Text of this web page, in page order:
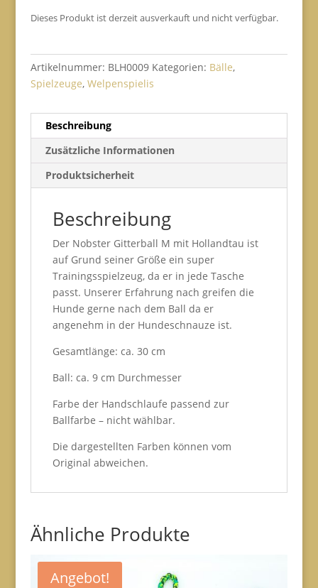
Dieses Produkt ist derzeit ausverkauft und nicht verfügbar.
Artikelnummer: BLH0009 Kategorien: Bälle,
Spielzeuge, Welpenspielis
Beschreibung
Zusätzliche Informationen
Produktsicherheit
Beschreibung
Der Nobster Gitterball M mit Hollandtau ist
auf Grund seiner Größe ein super
Trainingsspielzeug, da er in jede Tasche
passt. Unserer Erfahrung nach greifen die
Hunde gerne nach dem Ball da er
angenehm in der Hundeschnauze ist.
Gesamtlänge: ca. 30 cm
Ball: ca. 9 cm Durchmesser
Farbe der Handschlaufe passend zur
Ballfarbe – nicht wählbar.
Die dargestellten Farben können vom
Original abweichen.
Ähnliche Produkte
Angebot!